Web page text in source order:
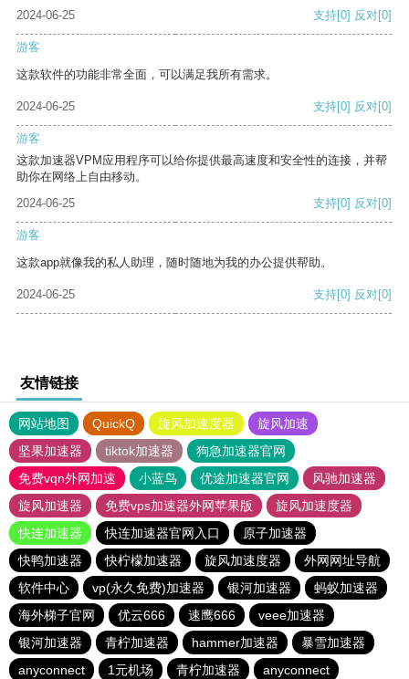
2024-06-25
支持[0] 反对[0]
游客
这款软件的功能非常全面，可以满足我所有需求。
2024-06-25 支持[0] 反对[0]
游客
这款加速器VPM应用程序可以给你提供最高速度和安全性的连接，并帮
助你在网络上自由移动。
2024-06-25
支持[0] 反对[0]
游客
这款app就像我的私人助理，随时随地为我的办公提供帮助。
2024-06-25 支持[0] 反对[0]
友情链接
网站地图 QuickQ 旋风加速度器
旋风加速
坚果加速器
tiktok加速器
狗急加速器官网
免费vqn外网加速
小蓝鸟 优途加速器官网
风驰加速器
旋风加速器
免费vps加速器外网苹果版
旋风加速度器
快连加速器
快连加速器官网入口
原子加速器
快鸭加速器
快柠檬加速器 旋风加速度器
外网网址导航
软件中心
vp(永久免费)加速器 银河加速器
蚂蚁加速器
海外梯子官网
优云666 速鹰666
veee加速器
银河加速器
青柠加速器 hammer加速器
暴雪加速器
anyconnect
1元机场 青柠加速器 anyconnect